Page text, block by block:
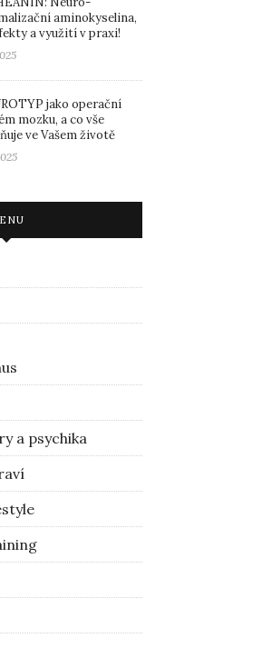
aminokyselina,
a využití v praxi!
jako operační
mozku, a co vše
ve Vašem životě
a psychika